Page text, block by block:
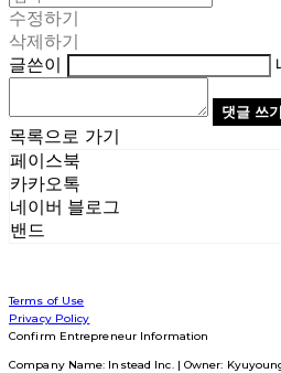
수정하기
삭제하기
글쓴이
댓글 쓰기
목록으로 가기
페이스북
카카오톡
네이버 블로그
밴드
Terms of Use
Privacy Policy
Confirm Entrepreneur Information
Company Name: Instead Inc. | Owner: